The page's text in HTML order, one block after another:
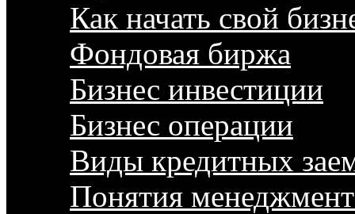
Как начать свой
Фондовая биржа
Бизнес инвестиции
Бизнес операции
Виды кредитных
Понятия